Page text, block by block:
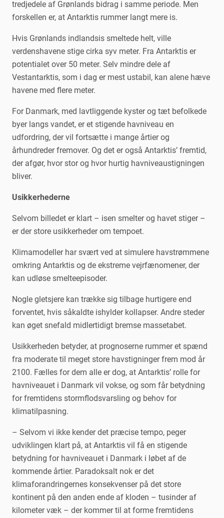
tredjedele af Grønlands bidrag i samme periode. Men
forskellen er, at Antarktis rummer langt mere is.
Hvis Grønlands indlandsis smeltede helt, ville
verdenshavene stige cirka syv meter. Fra Antarktis er
potentialet over 50 meter. Selv mindre dele af
Vestantarktis, som i dag er mest ustabil, kan alene hæve
havene med flere meter.
For Danmark, med lavtliggende kyster og tæt befolkede
byer langs vandet, er et stigende havniveau en
udfordring, der vil fortsætte i mange årtier og
århundreder fremover. Og det er også Antarktis’ fremtid,
der afgør, hvor stor og hvor hurtig havniveaustigningen
bliver.
Usikkerhederne
Selvom billedet er klart – isen smelter og havet stiger –
er der store usikkerheder om tempoet.
Klimamodeller har svært ved at simulere havstrømmene
omkring Antarktis og de ekstreme vejrfænomener, der
kan udløse smelteepisoder.
Nogle gletsjere kan trække sig tilbage hurtigere end
forventet, hvis såkaldte ishylder kollapser. Andre steder
kan øget snefald midlertidigt bremse massetabet.
Usikkerheden betyder, at prognoserne rummer et spænd
fra moderate til meget store havstigninger frem mod år
2100. Fælles for dem alle er dog, at Antarktis’ rolle for
havniveauet i Danmark vil vokse, og som får betydning
for fremtidens stormflodsvarsling og behov for
klimatilpasning.
– Selvom vi ikke kender det præcise tempo, peger
udviklingen klart på, at Antarktis vil få en stigende
betydning for havniveauet i Danmark i løbet af de
kommende årtier. Paradoksalt nok er det
klimaforandringernes konsekvenser på det store
kontinent på den anden ende af kloden – tusinder af
kilometer væk – der kommer til at forme fremtidens